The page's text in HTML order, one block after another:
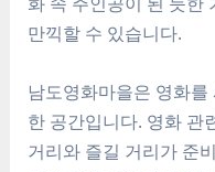
만끽할 수 있습니다.
남도영화마을은 영화
한 공간입니다. 영화 관
거리와 즐길 거리가 준